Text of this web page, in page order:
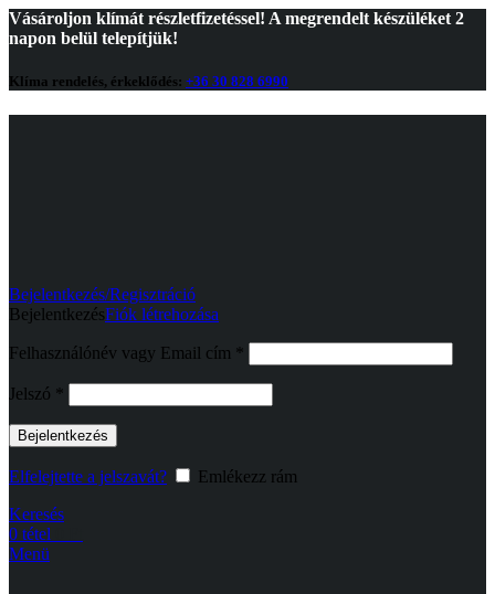
Vásároljon klímát részletfizetéssel! A megrendelt készüléket 2
napon belül telepítjük!
Klíma rendelés, érkeklődés: +36 30 828 6990
Bejelentkezés/Regisztráció
BejelentkezésFiók létrehozása
Felhasználónév vagy Email cím *
Jelszó *
Bejelentkezés
Elfelejtette a jelszavát?
Emlékezz rám
Keresés
0 tétel
Menü